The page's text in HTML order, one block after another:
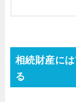
相続財産に
る